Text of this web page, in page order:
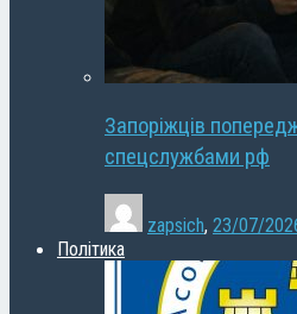
Запоріжців
спецслужбами рф
zapsich, 23/07/
Політика